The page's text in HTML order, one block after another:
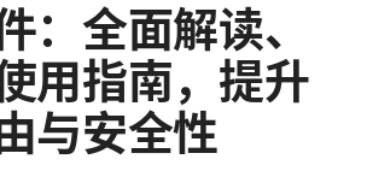
：全面解读、
用指南，提升
与安全性